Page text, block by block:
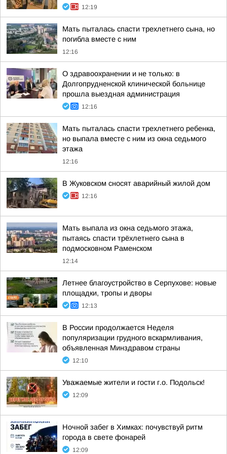
12:19
Мать пыталась спасти трехлетнего сына, но
погибла вместе с ним
12:16
О здравоохранении и не только: в
Долгопрудненской клинической больнице
прошла выездная администрация
12:16
Мать пыталась спасти трехлетнего ребенка,
но выпала вместе с ним из окна седьмого
этажа
12:16
В Жуковском сносят аварийный жилой дом
12:16
Мать выпала из окна седьмого этажа,
пытаясь спасти трёхлетнего сына в
подмосковном Раменском
12:14
Летнее благоустройство в Серпухове: новые
площадки, тропы и дворы
12:13
В России продолжается Неделя
популяризации грудного вскармливания,
объявленная Минздравом страны
12:10
Уважаемые жители и гости г.о. Подольск!
12:09
Ночной забег в Химках: почувствуй ритм
города в свете фонарей
12:09